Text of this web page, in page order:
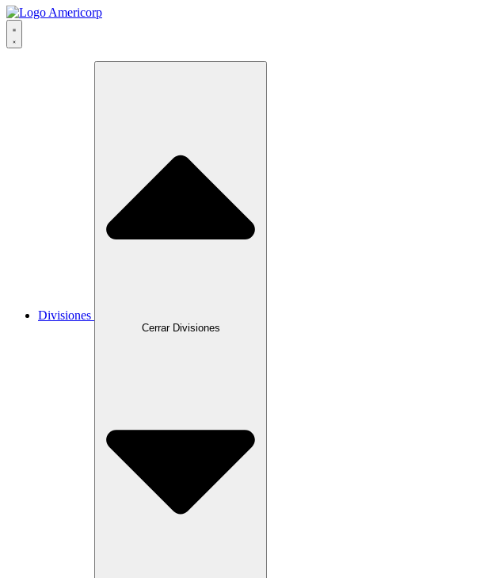
Divisiones
Cerrar Divisiones